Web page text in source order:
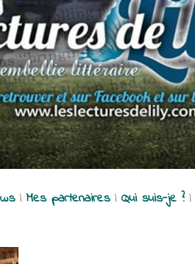
| Mes partenaires| Qui suis-je ?|